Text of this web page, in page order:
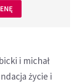
i michał
życie i